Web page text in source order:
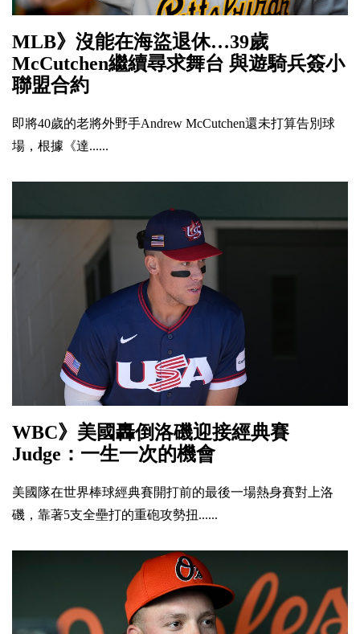
MLB》沒能在海盜退休…39歲
McCutchen繼續尋求舞台 與遊騎兵簽小
聯盟合約
即將40歲的老將外野手Andrew McCutchen還未打算告別球
場，根據《達......
WBC》美國轟倒洛磯迎接經典賽
Judge：一生一次的機會
美國隊在世界棒球經典賽開打前的最後一場熱身賽對上洛
磯，靠著5支全壘打的重砲攻勢扭......